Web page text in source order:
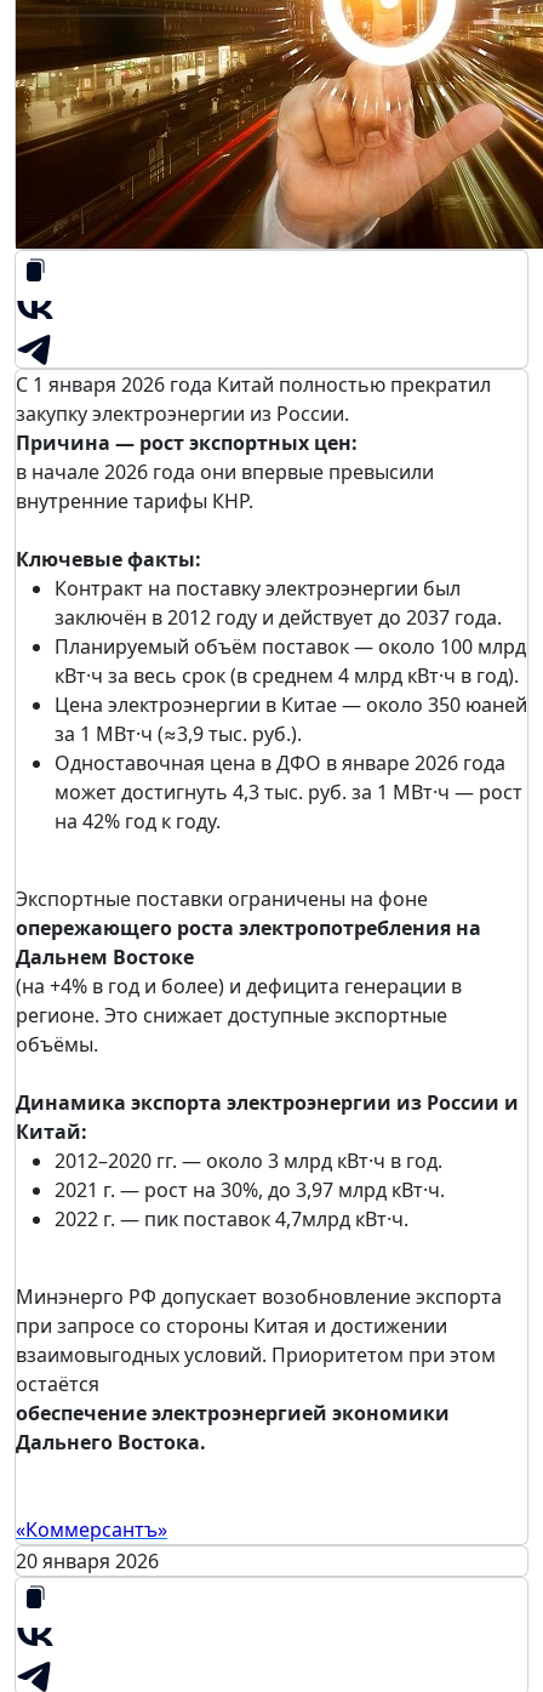
С 1 января 2026 года Китай полностью прекратил
закупку электроэнергии из России.
Причина — рост экспортных цен:
в начале 2026 года они впервые превысили
внутренние тарифы КНР.
Ключевые факты:
Контракт на поставку электроэнергии был
заключён в 2012 году и действует до 2037 года.
Планируемый объём поставок — около 100 млрд
кВт·ч за весь срок (в среднем 4 млрд кВт·ч в год).
Цена электроэнергии в Китае — около 350 юаней
за 1 МВт·ч (≈3,9 тыс. руб.).
Одноставочная цена в ДФО в январе 2026 года
может достигнуть 4,3 тыс. руб. за 1 МВт·ч — рост
на 42% год к году.
Экспортные поставки ограничены на фоне
опережающего роста электропотребления на
Дальнем Востоке
(на +4% в год и более) и дефицита генерации в
регионе. Это снижает доступные экспортные
объёмы.
Динамика экспорта электроэнергии из России и
Китай:
2012–2020 гг. — около 3 млрд кВт·ч в год.
2021 г. — рост на 30%, до 3,97 млрд кВт·ч.
2022 г. — пик поставок 4,7млрд кВт·ч.
Минэнерго РФ допускает возобновление экспорта
при запросе со стороны Китая и достижении
взаимовыгодных условий. Приоритетом при этом
остаётся
обеспечение электроэнергией экономики
Дальнего Востока.
«Коммерсантъ»
20 января 2026